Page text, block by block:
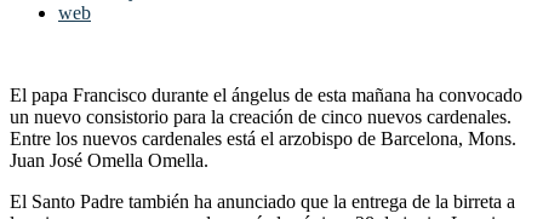
web
El papa Francisco durante el ángelus de esta mañana ha convocado
un nuevo consistorio para la creación de cinco nuevos cardenales.
Entre los nuevos cardenales está el arzobispo de Barcelona, Mons.
Juan José Omella Omella.
El Santo Padre también ha anunciado que la entrega de la birreta a